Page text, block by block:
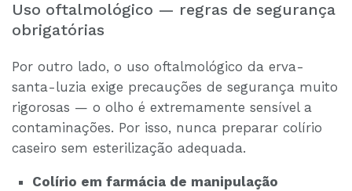
Uso oftalmológico — regras de segurança
obrigatórias
Por outro lado, o uso oftalmológico da erva-
santa-luzia exige precauções de segurança muito
rigorosas — o olho é extremamente sensível a
contaminações. Por isso, nunca preparar colírio
caseiro sem esterilização adequada.
Colírio em farmácia de manipulação